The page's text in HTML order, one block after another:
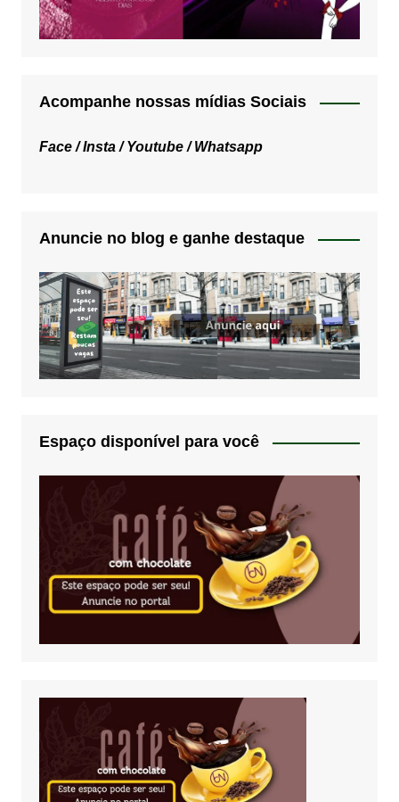
Acompanhe nossas mídias Sociais
Face /Insta /Youtube /Whatsapp
Anuncie no blog e ganhe destaque
Espaço disponível para você